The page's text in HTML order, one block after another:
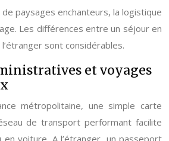
paysages enchanteurs, la logistique
Les différences entre un séjour en
sont considérables.
et voyages
métropolitaine, une simple carte
de transport performant facilite
voiture. A l’étranger, un passeport